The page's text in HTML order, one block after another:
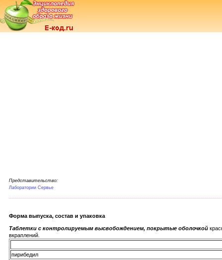
Представительство:
Лаборатории Сервье
Форма выпуска, состав и упаковка
Таблетки с контролируемым высвобождением, покрытые оболочкой
вкраплений.
пирибедил